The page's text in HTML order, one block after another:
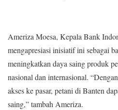
Ameriza Moesa, Kepala Bank
mengapresiasi inisiatif ini sebagai
meningkatkan daya saing produk
nasional dan internasional.
akses ke pasar, petani di Banten
saing,” tambah Ameriza.